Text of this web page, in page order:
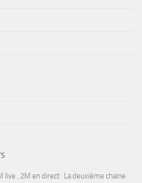
live , 2M en direct : La deuxième chaine